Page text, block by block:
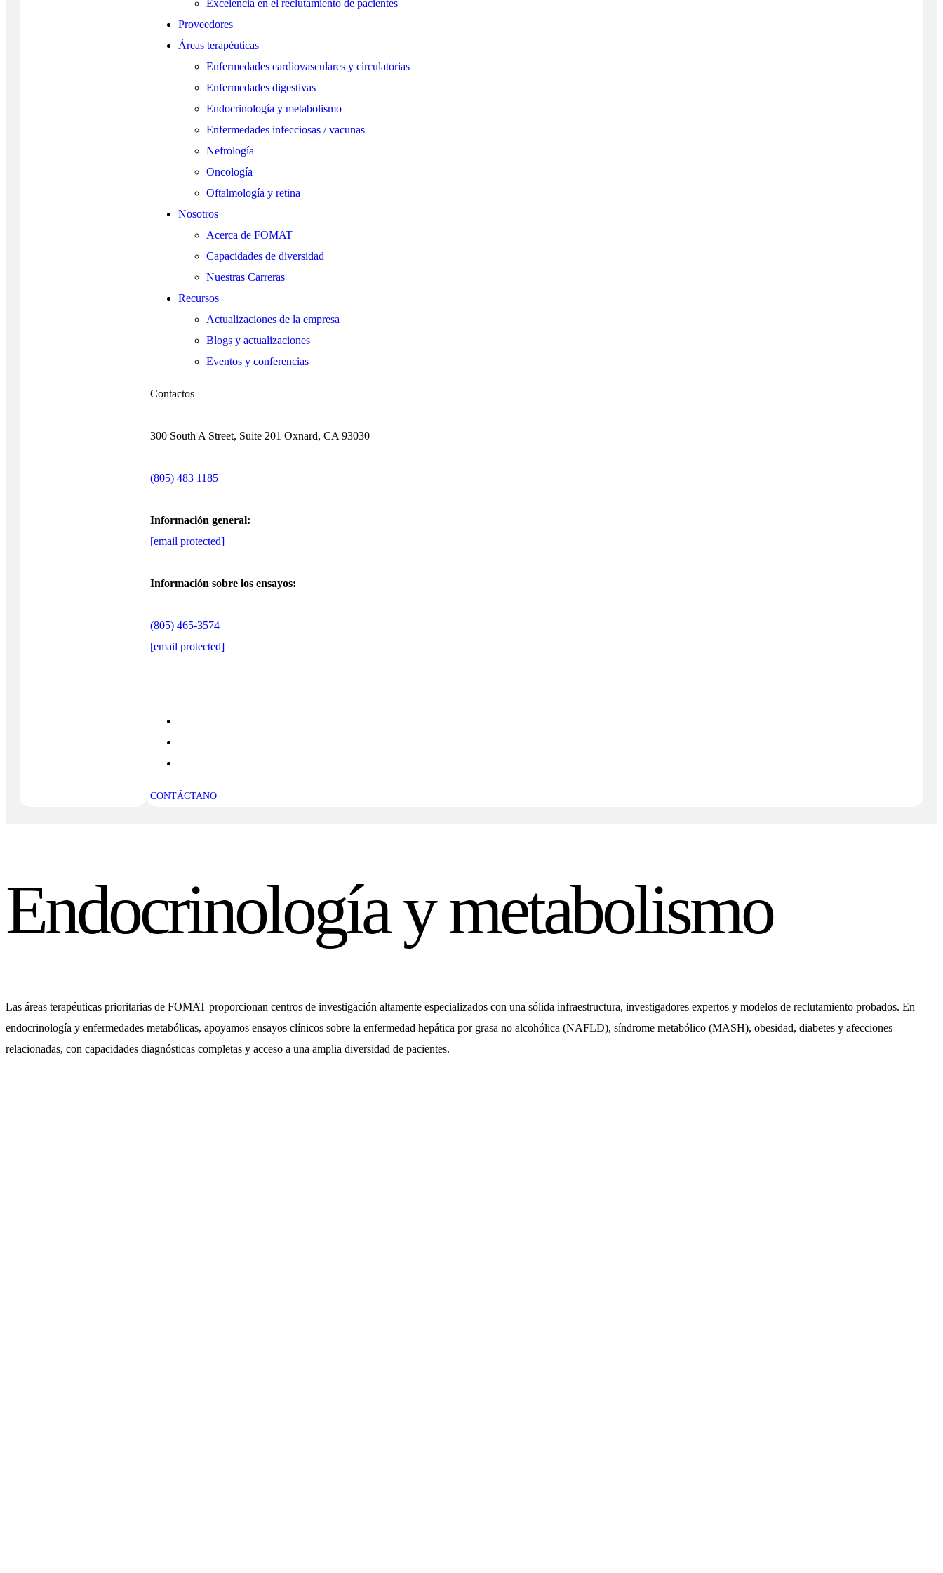
Excelencia en el reclutamiento de pacientes
Proveedores
Áreas terapéuticas
Enfermedades cardiovasculares y circulatorias
Enfermedades digestivas
Endocrinología y metabolismo
Enfermedades infecciosas / vacunas
Nefrología
Oncología
Oftalmología y retina
Nosotros
Acerca de FOMAT
Capacidades de diversidad
Nuestras Carreras
Recursos
Actualizaciones de la empresa
Blogs y actualizaciones
Eventos y conferencias
Contactos
300 South A Street, Suite 201 Oxnard, CA 93030
(805) 483 1185
Información general:
[email protected]
Información sobre los ensayos:
(805) 465-3574
[email protected]
CONTÁCTANO
Endocrinología y metabolismo
Las áreas terapéuticas prioritarias de FOMAT proporcionan centros de investigación altamente especializados con una sólida infraestructura, investigadores expertos y modelos de reclutamiento probados. En
endocrinología y enfermedades metabólicas, apoyamos ensayos clínicos sobre la enfermedad hepática por grasa no alcohólica (NAFLD), síndrome metabólico (MASH), obesidad, diabetes y afecciones
relacionadas, con capacidades diagnósticas completas y acceso a una amplia diversidad de pacientes.